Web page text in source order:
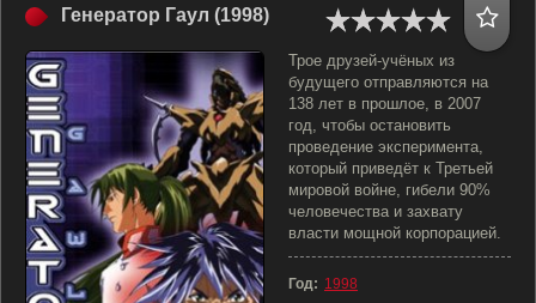
Генератор Гаул (1998)
Трое друзей-учёных из
будущего отправляются на
138 лет в прошлое, в 2007
год, чтобы остановить
проведение эксперимента,
который приведёт к Третьей
мировой войне, гибели 90%
человечества и захвату
власти мощной корпорацией.
Год: 1998